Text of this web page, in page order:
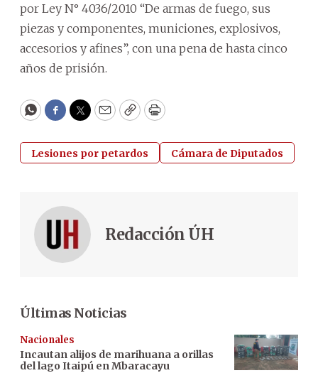
por Ley N° 4036/2010 “De armas de fuego, sus
piezas y componentes, municiones, explosivos,
accesorios y afines”, con una pena de hasta cinco
años de prisión.
WhatsApp
Facebook
Twitter
EmailCopyPrint
Lesiones por petardos Cámara de Diputados
Redacción ÚH
Últimas Noticias
Nacionales
Incautan alijos de marihuana a orillas
del lago Itaipú en Mbaracayu